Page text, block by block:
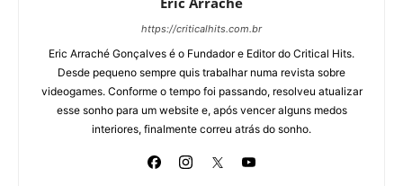
https://criticalhits.com.br
Eric Arraché Gonçalves é o Fundador e Editor do Critical Hits.
Desde pequeno sempre quis trabalhar numa revista sobre
videogames. Conforme o tempo foi passando, resolveu atualizar
esse sonho para um website e, após vencer alguns medos
interiores, finalmente correu atrás do sonho.